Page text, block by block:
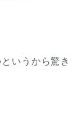
いうから驚き